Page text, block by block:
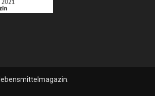
lebensmittelmagazin